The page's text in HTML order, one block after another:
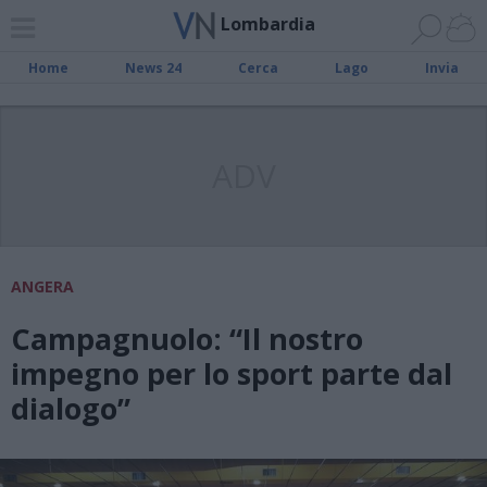
Lombardia
Home News 24 Cerca Lago Invia
ANGERA
Campagnuolo: “Il nostro
impegno per lo sport parte dal
dialogo”